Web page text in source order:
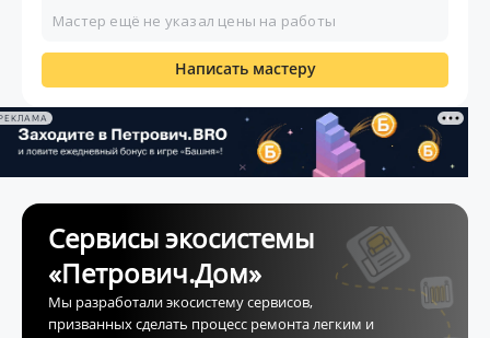
Мастер ещё не указал цены на работы
Написать мастеру
Сервисы экосистемы
«Петрович.Дом»
Мы разработали экосистему сервисов,
призванных сделать процесс ремонта легким и